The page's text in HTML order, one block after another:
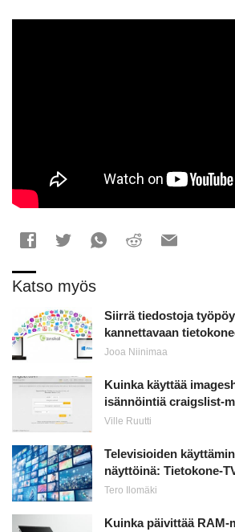
Katso myös
Siirrä tiedostoja
kannettavaan
Jooa Niinimaa
Kuinka käyttää
isännöintiä craigslist-
Ville Ruutti
Televisioiden
näyttöinä: Tietokone-
Tero Ilomäki
Kuinka päivittää RAM-